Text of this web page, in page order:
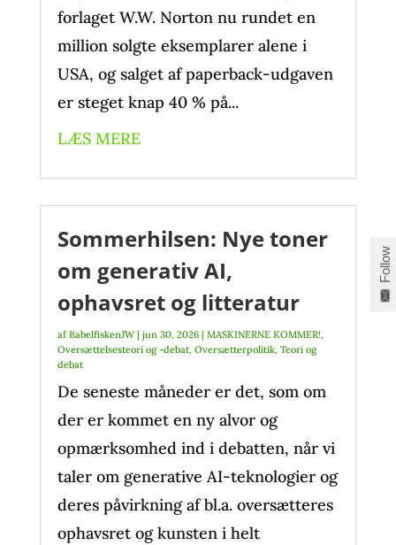
forlaget W.W. Norton nu rundet en
million solgte eksemplarer alene i
USA, og salget af paperback-udgaven
er steget knap 40 % på...
LÆS MERE
Sommerhilsen: Nye toner
om generativ AI,
ophavsret og litteratur
afBabelfiskenJW| jun 30, 2026| MASKINERNE KOMMER!,
Oversættelsesteori og -debat, Oversætterpolitik, Teori og
debat
De seneste måneder er det, som om
der er kommet en ny alvor og
opmærksomhed ind i debatten, når vi
taler om generative AI-teknologier og
deres påvirkning af bl.a. oversætteres
ophavsret og kunsten i helt
Follow